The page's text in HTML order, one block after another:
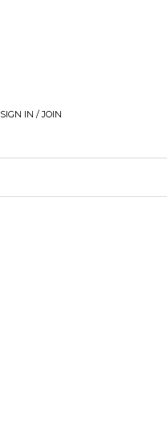
SIGN IN / JOIN